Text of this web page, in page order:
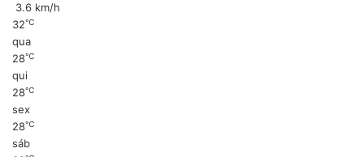
3.6 km/h
32℃
qua
28℃
qui
28℃
sex
28℃
sáb